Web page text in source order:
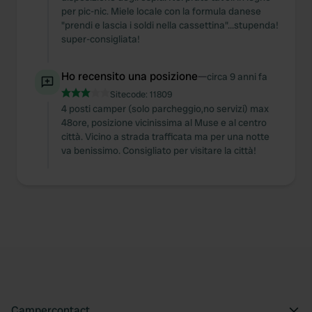
per pic-nic. Miele locale con la formula danese
"prendi e lascia i soldi nella cassettina"...stupenda!
super-consigliata!
Ho recensito una posizione—circa 9 anni fa
Sitecode: 11809
4 posti camper (solo parcheggio,no servizi) max
48ore, posizione vicinissima al Muse e al centro
città. Vicino a strada trafficata ma per una notte
va benissimo. Consigliato per visitare la città!